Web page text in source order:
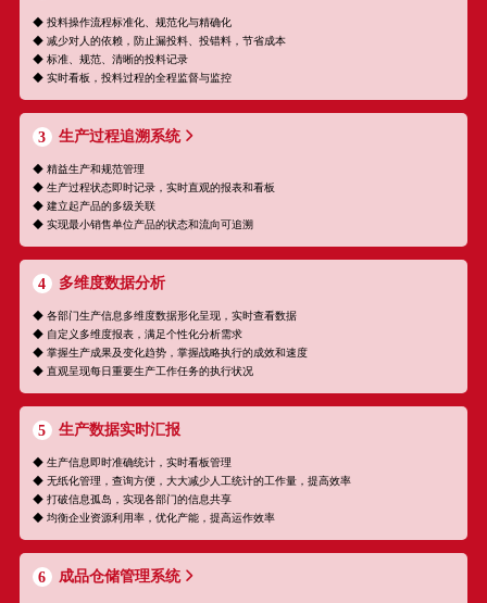
◆ 投料操作流程标准化、规范化与精确化
◆ 减少对人的依赖，防止漏投料、投错料，节省成本
◆ 标准、规范、清晰的投料记录
◆ 实时看板，投料过程的全程监督与监控
3 生产过程追溯系统
◆ 精益生产和规范管理
◆ 生产过程状态即时记录，实时直观的报表和看板
◆ 建立起产品的多级关联
◆ 实现最小销售单位产品的状态和流向可追溯
4 多维度数据分析
◆ 各部门生产信息多维度数据形化呈现，实时查看数据
◆ 自定义多维度报表，满足个性化分析需求
◆ 掌握生产成果及变化趋势，掌握战略执行的成效和速度
◆ 直观呈现每日重要生产工作任务的执行状况
5 生产数据实时汇报
◆ 生产信息即时准确统计，实时看板管理
◆ 无纸化管理，查询方便，大大减少人工统计的工作量，提高效率
◆ 打破信息孤岛，实现各部门的信息共享
◆ 均衡企业资源利用率，优化产能，提高运作效率
6 成品仓储管理系统